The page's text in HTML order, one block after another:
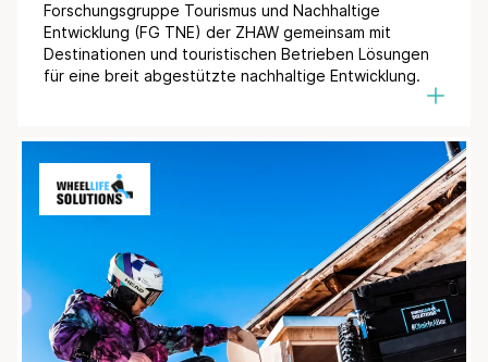
Forschungsgruppe Tourismus und Nachhaltige
Entwicklung (FG TNE) der ZHAW gemeinsam mit
Destinationen und touristischen Betrieben Lösungen
für eine breit abgestützte nachhaltige Entwicklung.